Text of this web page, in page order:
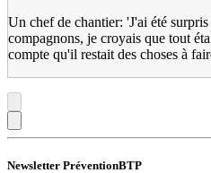
Un chef de chantier: 'J'ai été
compagnons, je croyais que tout
compte qu'il restait des choses à
Newsletter PréventionBTP